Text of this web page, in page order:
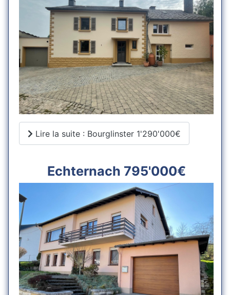
Lire la suite : Bourglinster 1'290'000€
Echternach 795'000€